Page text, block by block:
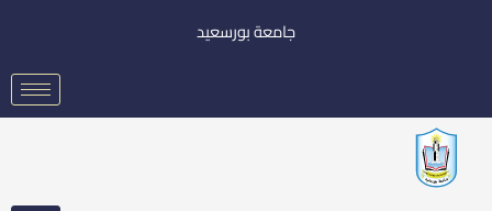
جامعة بورسعيد